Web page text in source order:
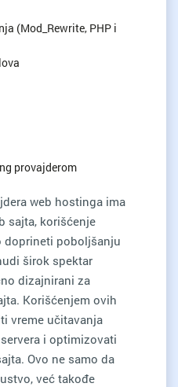
(Mod_Rewrite, PHP i
provajderom
web hostinga ima
sajta, korišćenje
doprineti poboljšanju
širok spektar
dizajnirani za
Korišćenjem ovih
vreme učitavanja
i optimizovati
Ovo ne samo da
već takođe